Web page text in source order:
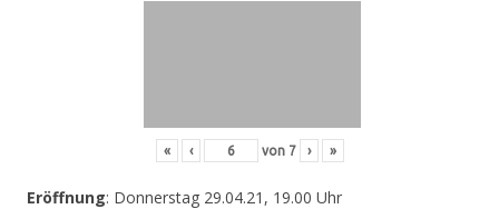
« ‹ von 7 › »
Eröffnung: Donnerstag 29.04.21, 19.00 Uhr